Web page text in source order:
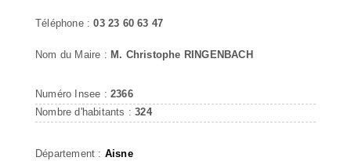
Téléphone :03 23 60 63 47
Nom du Maire : M. Christophe RINGENBACH
Numéro Insee : 2366
Nombre d'habitants :324
Département : Aisne